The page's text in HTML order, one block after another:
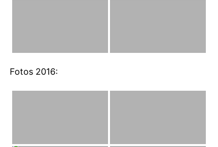
Fotos 2016: